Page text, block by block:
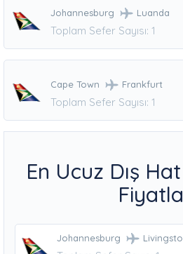
Johannesburg Luanda
Toplam Sefer Sayısı: 1
Cape Town Frankfurt
Toplam Sefer Sayısı: 1
En Ucuz Dış
Johannesburg